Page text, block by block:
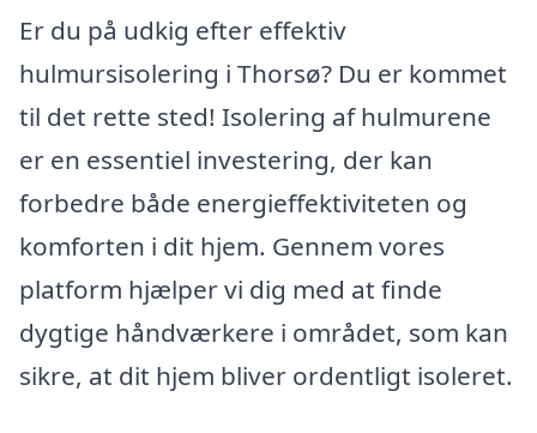
Er du på udkig efter effektiv
hulmursisolering i Thorsø? Du er kommet
til det rette sted! Isolering af hulmurene
er en essentiel investering, der kan
forbedre både energieffektiviteten og
komforten i dit hjem. Gennem vores
platform hjælper vi dig med at finde
dygtige håndværkere i området, som kan
sikre, at dit hjem bliver ordentligt isoleret.